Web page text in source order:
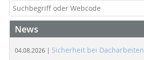
News
04.08.2026 | Sicherheit bei Dacharbeiten